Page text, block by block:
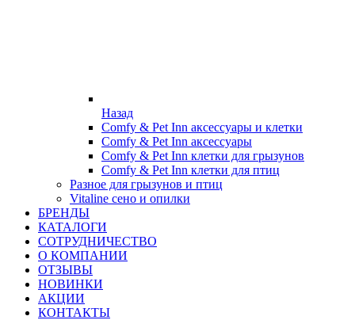
Назад
Comfy & Pet Inn аксессуары и клетки
Comfy & Pet Inn аксессуары
Comfy & Pet Inn клетки для грызунов
Comfy & Pet Inn клетки для птиц
Разное для грызунов и птиц
Vitaline сено и опилки
БРЕНДЫ
КАТАЛОГИ
СОТРУДНИЧЕСТВО
О КОМПАНИИ
ОТЗЫВЫ
НОВИНКИ
АКЦИИ
КОНТАКТЫ